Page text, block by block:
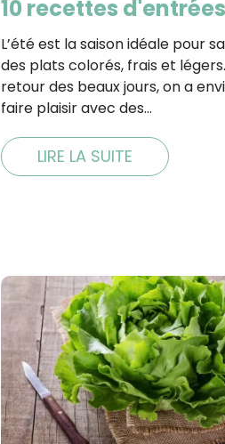
10 recettes
L’été est la saison idéale pour
des plats colorés, frais et
retour des beaux jours, on a
faire plaisir avec des…
LIRE LA SUITE